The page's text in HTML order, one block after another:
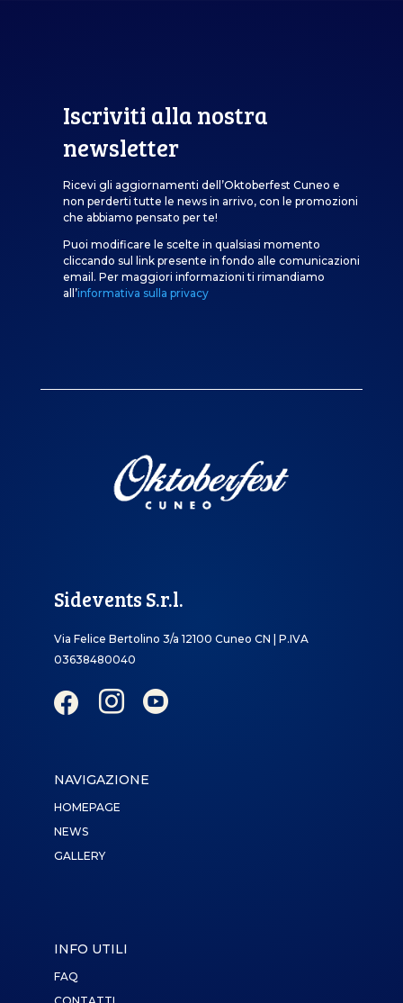
Iscriviti alla nostra
newsletter
Ricevi gli aggiornamenti dell’Oktoberfest Cuneo e
non perderti tutte le news in arrivo, con le promozioni
che abbiamo pensato per te!
Puoi modificare le scelte in qualsiasi momento
cliccando sul link presente in fondo alle comunicazioni
email. Per maggiori informazioni ti rimandiamo
all’informativa sulla privacy
Sidevents S.r.l.
Via Felice Bertolino 3/a 12100 Cuneo CN | P.IVA
03638480040
  
NAVIGAZIONE
HOMEPAGE
NEWS
GALLERY
INFO UTILI
FAQ